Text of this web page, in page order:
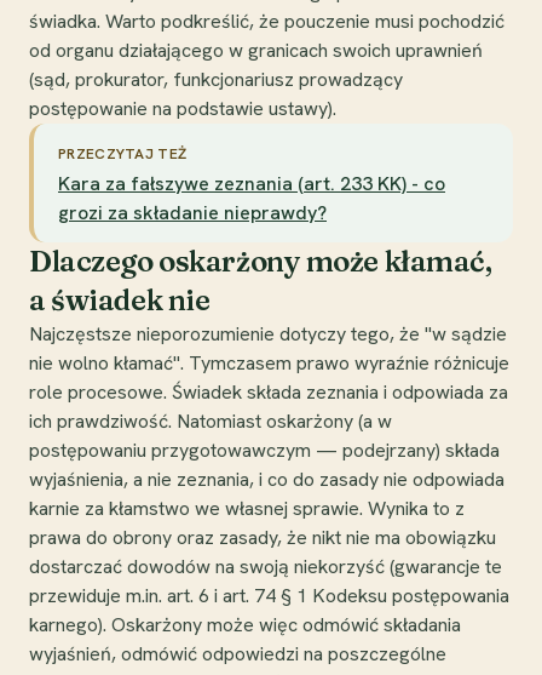
świadka. Warto podkreślić, że pouczenie musi pochodzić
od organu działającego w granicach swoich uprawnień
(sąd, prokurator, funkcjonariusz prowadzący
postępowanie na podstawie ustawy).
PRZECZYTAJ TEŻ
Kara za fałszywe zeznania (art. 233 KK) - co
grozi za składanie nieprawdy?
Dlaczego oskarżony może kłamać,
a świadek nie
Najczęstsze nieporozumienie dotyczy tego, że "w sądzie
nie wolno kłamać". Tymczasem prawo wyraźnie różnicuje
role procesowe. Świadek składa zeznania i odpowiada za
ich prawdziwość. Natomiast oskarżony (a w
postępowaniu przygotowawczym — podejrzany) składa
wyjaśnienia, a nie zeznania, i co do zasady nie odpowiada
karnie za kłamstwo we własnej sprawie. Wynika to z
prawa do obrony oraz zasady, że nikt nie ma obowiązku
dostarczać dowodów na swoją niekorzyść (gwarancje te
przewiduje m.in. art. 6 i art. 74 § 1 Kodeksu postępowania
karnego). Oskarżony może więc odmówić składania
wyjaśnień, odmówić odpowiedzi na poszczególne